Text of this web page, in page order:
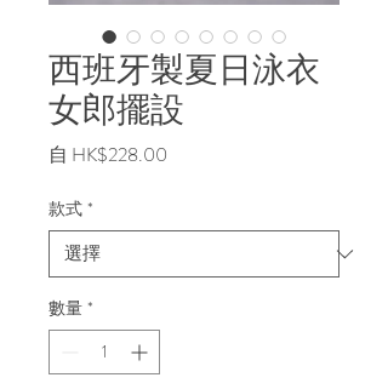
西班牙製夏日泳衣
女郎擺設
自 HK$228.00
格
款式 *
數量 *